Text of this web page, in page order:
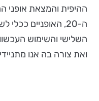
ה-20, האופניים
השלישי והשימוש
ואת צורה בה אנו